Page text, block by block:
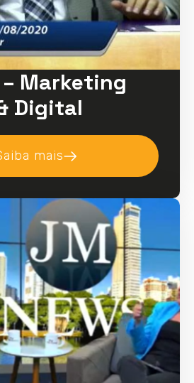
Marketing
Digital
mais